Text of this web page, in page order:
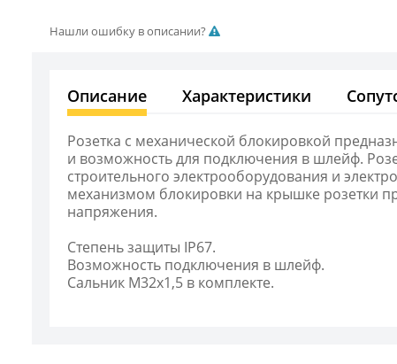
Нашли ошибку в описании?
Описание Характеристики
Розетка с механической блокировкой
и возможность для подключения в шлейф.
строительного электрооборудования и
механизмом блокировки на крышке розетки
напряжения.
Степень защиты IP67.
Возможность подключения в шлейф.
Сальник М32х1,5 в комплекте.